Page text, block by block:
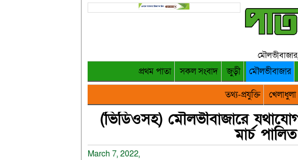
প্রথম পাতা সকল সংবাদ জুড়ী মৌলভীবাজার
তথ্য-প্রযুক্তি
খেলাধুলা
(ভিডিওসহ) মৌলভীবাজারে
মার্চ পালিত
March 7, 2022,